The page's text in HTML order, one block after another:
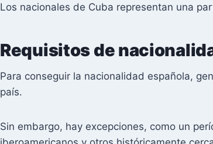
Los nacionales de Cuba representan una
Requisitos de
Para conseguir la nacionalidad española,
país.
Sin embargo, hay excepciones, como un